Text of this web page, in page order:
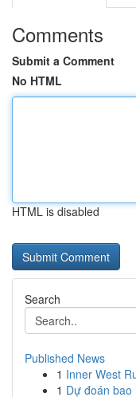
Comments
Submit a Comment
No HTML
HTML is disabled
Search
Published News
1 Inner West
1 Dự đoán